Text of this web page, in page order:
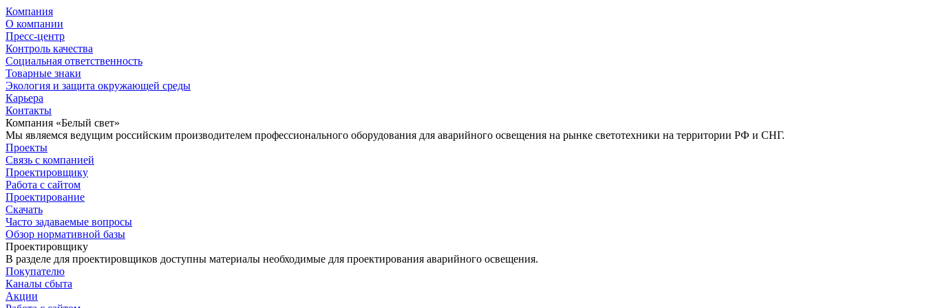
Компания
О компании
Пресс-центр
Контроль качества
Социальная ответственность
Товарные знаки
Экология и защита окружающей среды
Карьера
Контакты
Компания «Белый свет»
Мы являемся ведущим российским производителем профессионального оборудования для аварийного освещения на рынке светотехники на территории РФ и СНГ.
Проекты
Связь с компанией
Проектировщику
Работа с сайтом
Проектирование
Скачать
Часто задаваемые вопросы
Обзор нормативной базы
Проектировщику
В разделе для проектировщиков доступны материалы необходимые для проектирования аварийного освещения.
Покупателю
Каналы сбыта
Акции